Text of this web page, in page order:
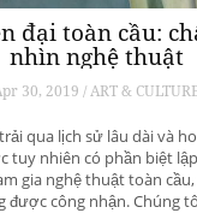
đại toàn cầu:
nhìn nghệ thuật
30, 2019 / ART &
qua lịch sử lâu dài và
tuy nhiên có phần biệt
gia nghệ thuật toàn
được công nhận. Chúng